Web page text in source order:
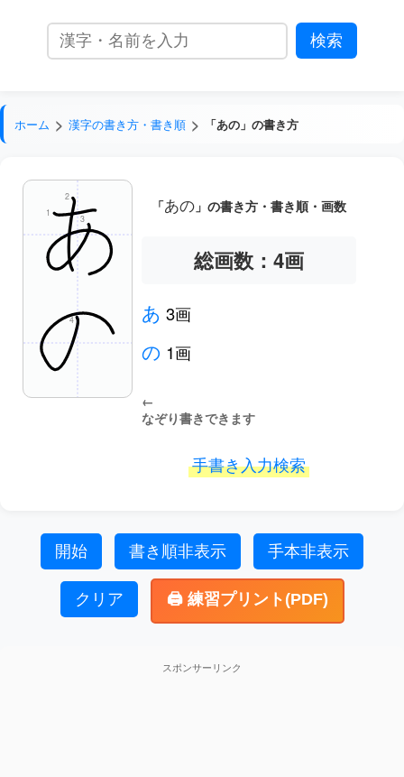
ホーム 漢字の書き方・書き順 「あの」の書き方
1
2
3
4
「あの 」の書き方・書き順・画数
総画数：4画
あ 3画
の 1画
←
なぞり書きできます
手書き入力検索
開始 書き順非表示 手本非表示
クリア 🖨️ 練習プリント(PDF)
スポンサーリンク